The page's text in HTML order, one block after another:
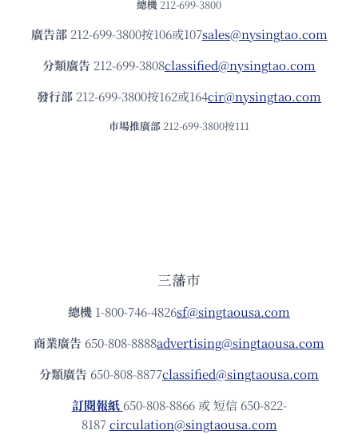
總機 212-699-3800
廣告部212-699-3800按106或107sales@nysingtao.com
分類廣告 212-699-3808classified@nysingtao.com
發⾏部 212-699-3800按162或164cir@nysingtao.com
市場推廣部 212-699-3800按111
三藩市
總機 1-800-746-4826sf@singtaousa.com
商業廣告 650-808-8888advertising@singtaousa.com
分類廣告 650-808-8877classified@singtaousa.com
訂閱報紙 650-808-8866 或 短信 650-822-
8187circulation@singtaousa.com